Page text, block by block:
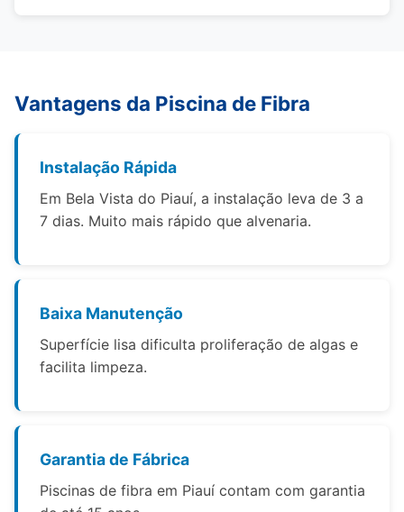
Vantagens da Piscina de Fibra
Instalação Rápida
Em Bela Vista do Piauí, a instalação leva de 3 a
7 dias. Muito mais rápido que alvenaria.
Baixa Manutenção
Superfície lisa dificulta proliferação de algas e
facilita limpeza.
Garantia de Fábrica
Piscinas de fibra em Piauí contam com garantia